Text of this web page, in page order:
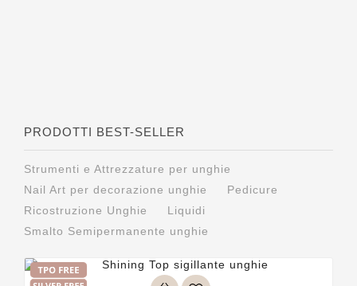
PRODOTTI BEST-SELLER
Strumenti e Attrezzature per unghie
Nail Art per decorazione unghie
Pedicure
Ricostruzione Unghie
Liquidi
Smalto Semipermanente unghie